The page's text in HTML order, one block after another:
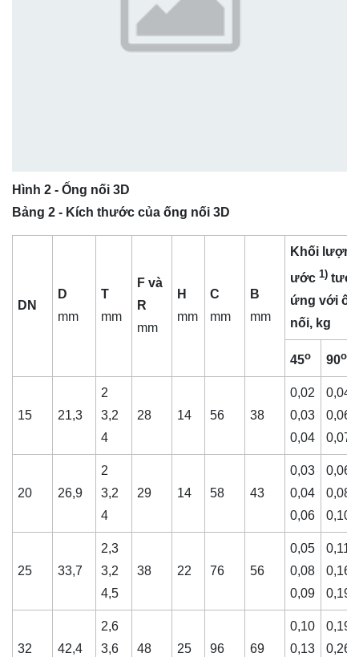
Hình 2 - Ống nối 3D
Bảng 2 - Kích thước của ống nối 3D
DN
D
mm
T
mm
F và
R
mm
H
mm
C
mm
B
mm
Khối
ước1)
ứng với
nối, kg
45o 90o
15 21,3
2
3,2
4
28 14 56 38
0,02
0,03
0,04
0,04
0,06
0,07
20 26,9
2
3,2
4
29 14 58 43
0,03
0,04
0,06
0,06
0,08
0,10
25 33,7
2,3
3,2
4,5
38 22 76 56
0,05
0,08
0,09
0,11
0,16
0,19
32 42,4
2,6
3,6
48 25 96 69
0,10
0,13
0,19
0,26